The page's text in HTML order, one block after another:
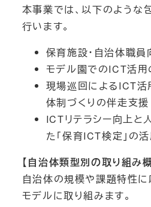
本事業では、以下のような
行います。
保育施設・自治体職
モデル園でのICT活
現場巡回によるICT活
体制づくりの伴走支援
ICTリテラシー向上と
た「保育ICT検定」の
【自治体類型別の取り組み概
自治体の規模や課題特性に
モデルに取り組みます。